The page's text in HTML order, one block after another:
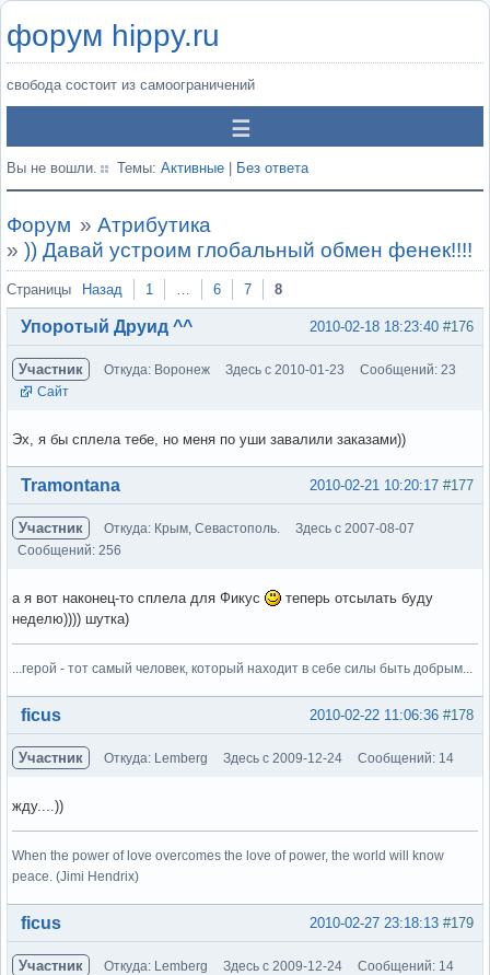
форум hippy.ru
свобода состоит из самоограничений
Вы не вошли. Темы: Активные Без ответа
Форум » Атрибутика
» )) Давай устроим глобальный обмен фенек!!!!
Страницы Назад 1 … 6 7 8
#176
2010-02-18 18:23:40
Упоротый Друид ^^
Участник Откуда: Воронеж Здесь с 2010-01-23
Сообщений: 23
Сайт
Эх, я бы сплела тебе, но меня по уши завалили заказами))
Вне форума #177
2010-02-21 10:20:17
Tramontana
Участник Откуда: Крым, Севастополь.
Здесь с 2007-08-07
Сообщений: 256
а я вот наконец-то сплела для Фикус
теперь отсылать буду
неделю)))) шутка)
...герой - тот самый человек, который находит в себе силы быть добрым...
Вне форума #178
2010-02-22 11:06:36
ficus
Участник Откуда: Lemberg Здесь с 2009-12-24 Сообщений: 14
жду....))
When the power of love overcomes the love of power, the world will know
peace. (Jimi Hendrix)
Вне форума #179
2010-02-27 23:18:13
ficus
Участник Откуда: Lemberg Здесь с 2009-12-24 Сообщений: 14